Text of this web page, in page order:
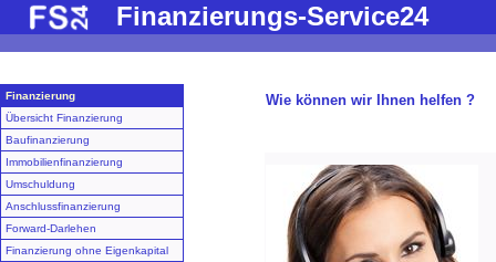
Finanzierungs-Service24
Finanzierung
Übersicht Finanzierung
Baufinanzierung
Immobilienfinanzierung
Umschuldung
Anschlussfinanzierung
Forward-Darlehen
Finanzierung ohne Eigenkapital
Wie können wir Ihnen helfen ?